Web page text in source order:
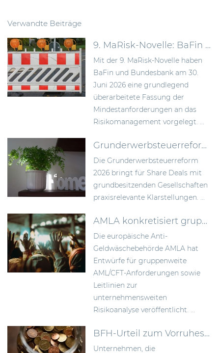
Verwandte Beiträge
9. MaRisk-Novelle: BaFin schafft mehr Proportionalität im Risikomanagement
Mit der 9. MaRisk-Novelle haben
BaFin und Bundesbank am 30.
Juni 2026 eine grundlegend
überarbeitete Fassung der
Mindestanforderungen an das
Risikomanagement vorgelegt. ...
Grunderwerbsteuerreform 2026: Bundesrat billigt Neuregelung der Signing-Closing-Problematik
Die Grunderwerbsteuerreform
2026 bringt für Share Deals mit
grundbesitzenden Gesellschaften
praxisrelevante Klarstellungen. ...
AMLA konkretisiert gruppenweite AML-Anforderungen und die unternehmensweite Risikoanalyse
Die europäische Anti-
Geldwäschebehörde AMLA hat
Entwürfe für gruppenweite
AML/CFT-Anforderungen sowie
Leitlinien zur
unternehmensweiten
Risikoanalyse veröffentlicht. ...
BFH-Urteil zum Vorruhestandsmodell: Rückstellungen früher bilden als bisher anerkannt
Unternehmen, die